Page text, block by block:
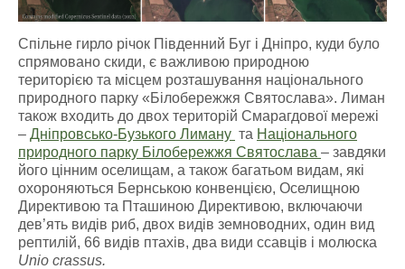
Спільне гирло річок Південний Буг і Дніпро, куди було
спрямовано скиди, є важливою природною
територією та місцем розташування національного
природного парку «Білобережжя Святослава». Лиман
також входить до двох територій Смарагдової мережі
– Дніпровсько-Бузького Лиману та Національного
природного парку Білобережжя Святослава – завдяки
його цінним оселищам, а також багатьом видам, які
охороняються Бернською конвенцією, Оселищною
Директивою та Пташиною Директивою, включаючи
дев’ять видів риб, двох видів земноводних, один вид
рептилій, 66 видів птахів, два види ссавців і молюска
Unio crassus.